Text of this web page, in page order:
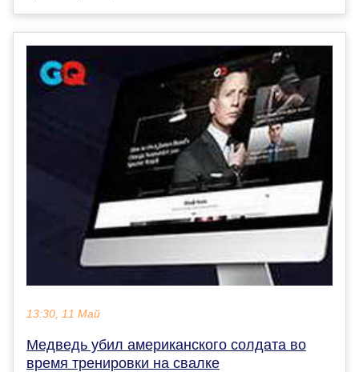
13:30, 11 Май
Медведь убил американского солдата во
время тренировки на свалке